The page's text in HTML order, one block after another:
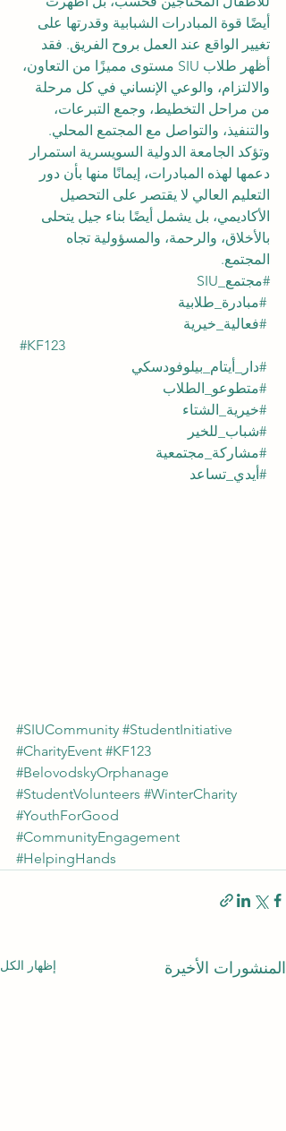
أيضًا قوة المبادرات الشبابية وقدرتها على
تغيير الواقع عند العمل بروح الفريق. فقد
أظهر طلاب SIU مستوى مميزًا من التعاون،
والالتزام، والوعي الإنساني في كل مرحلة
من مراحل التخطيط، وجمع التبرعات،
والتنفيذ، والتواصل مع المجتمع المحلي.
وتؤكد الجامعة الدولية السويسرية استمرار
دعمها لهذه المبادرات، إيمانًا منها بأن دور
التعليم العالي لا يقتصر على التحصيل
الأكاديمي، بل يشمل أيضًا بناء جيل يتحلى
بالأخلاق، والرحمة، والمسؤولية تجاه
المجتمع.
#مجتمع_SIU
#مبادرة_طلابية
#فعالية_خيرية
#KF123
#دار_أيتام_بيلوفودسكي
#متطوعو_الطلاب
#خيرية_الشتاء
#شباب_للخير
#مشاركة_مجتمعية
#أيدي_تساعد
#SIUCommunity #StudentInitiative
#CharityEvent #KF123
#BelovodskyOrphanage
#StudentVolunteers #WinterCharity
#YouthForGood
#CommunityEngagement
#HelpingHands
المنشورات الأخيرة إظهار الكل